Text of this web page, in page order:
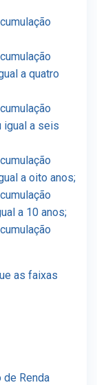
a quatro
igual a seis
a oito anos;
a 10 anos;
as faixas
Renda